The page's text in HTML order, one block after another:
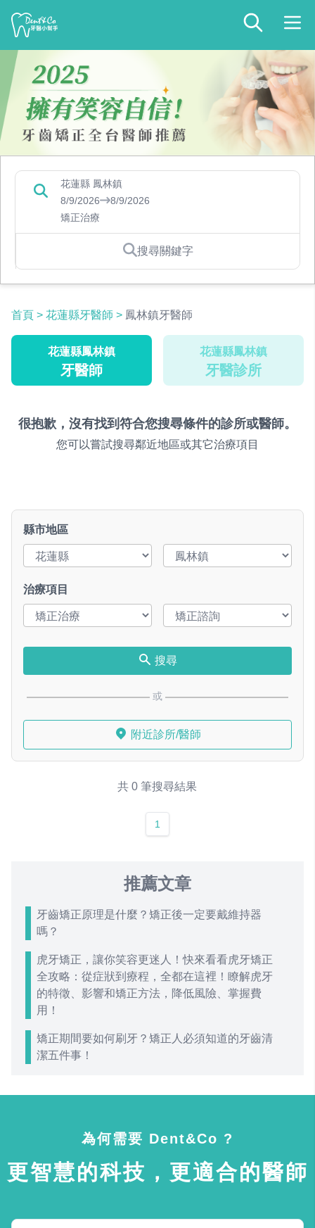
花蓮縣 鳳林鎮
8/9/2026
8/9/2026
矯正治療
搜尋關鍵字
首頁 > 花蓮縣牙醫師 > 鳳林鎮牙醫師
花蓮縣鳳林鎮
牙醫師
花蓮縣鳳林鎮
牙醫診所
很抱歉，沒有找到符合您搜尋條件的診所或醫師。
您可以嘗試搜尋鄰近地區或其它治療項目
縣市地區
治療項目
搜尋
或
附近診所/醫師
共 0 筆搜尋結果
1
推薦文章
牙齒矯正原理是什麼？矯正後一定要戴維持器
嗎？
虎牙矯正，讓你笑容更迷人！快來看看虎牙矯正
全攻略：從症狀到療程，全都在這裡！瞭解虎牙
的特徵、影響和矯正方法，降低風險、掌握費
用！
矯正期間要如何刷牙？矯正人必須知道的牙齒清
潔五件事！
為何需要 Dent&Co ?
更智慧的科技，更適合的醫師